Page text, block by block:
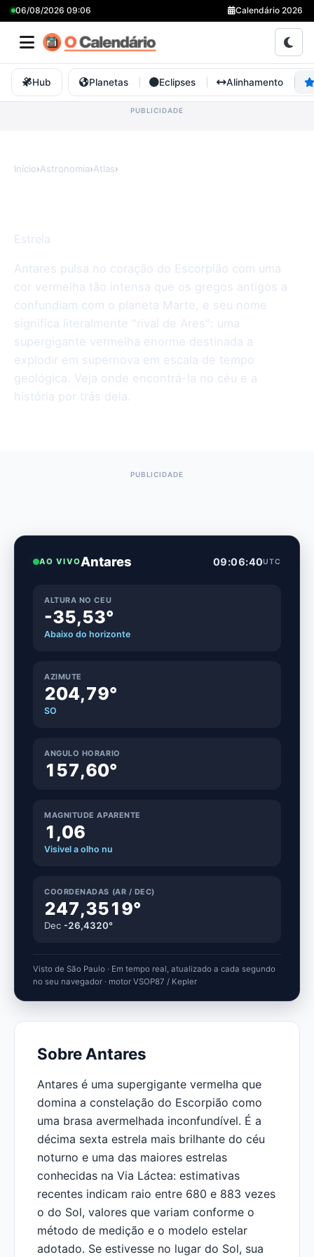
06/08/2026 09:06 Calendário 2026
Hub Planetas Eclipses Alinhamento
Início›Astronomia›Atlas›
Estrela
Antares pulsa no coração do Escorpião com uma
cor vermelha tão intensa que os gregos antigos a
confundiam com o planeta Marte, e seu nome
significa literalmente "rival de Ares": uma
supergigante vermelha enorme destinada a
explodir em supernova em escala de tempo
geológica. Veja onde encontrá-la no céu e a
história por trás dela.
AO VIVOAntares 09:06:41UTC
ALTURA NO CEU
-35,53°
Abaixo do horizonte
AZIMUTE
204,78°
SO
ANGULO HORARIO
157,61°
MAGNITUDE APARENTE
1,06
Visivel a olho nu
COORDENADAS (AR / DEC)
247,3519°
Dec -26,4320°
Visto de São Paulo · Em tempo real, atualizado a cada segundo
no seu navegador · motor VSOP87 / Kepler
Sobre Antares
Antares é uma supergigante vermelha que
domina a constelação do Escorpião como
uma brasa avermelhada inconfundível. É a
décima sexta estrela mais brilhante do céu
noturno e uma das maiores estrelas
conhecidas na Via Láctea: estimativas
recentes indicam raio entre 680 e 883 vezes
o do Sol, valores que variam conforme o
método de medição e o modelo estelar
adotado. Se estivesse no lugar do Sol, sua